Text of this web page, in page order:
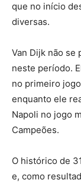
que no início
diversas.
Van Dijk não se
neste período.
no primeiro
enquanto ele
Napoli no jogo
Campeões.
O histórico de
e, como